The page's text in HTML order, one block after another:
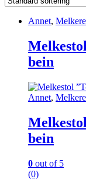
Annet,
bein
Annet,
bein
0 out of 5
(0)